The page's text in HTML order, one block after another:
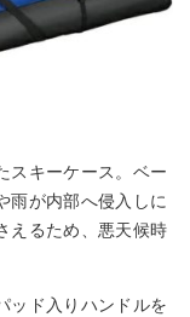
スキーケース。ベー
雨が内部へ侵入しに
えるため、悪天候時
ッド入りハンドルを